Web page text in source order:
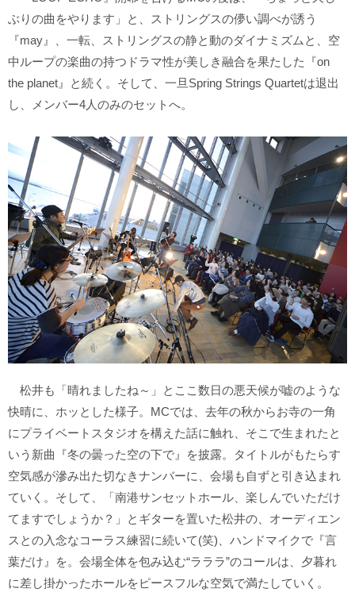
ぶりの曲をやります」と、ストリングスの儚い調べが誘う
『may』、一転、ストリングスの静と動のダイナミズムと、空
中ループの楽曲の持つドラマ性が美しき融合を果たした『on
the planet』と続く。そして、一旦Spring Strings Quartetは退出
し、メンバー4人のみのセットへ。
松井も「晴れましたね～」とここ数日の悪天候が嘘のような
快晴に、ホッとした様子。MCでは、去年の秋からお寺の一角
にプライベートスタジオを構えた話に触れ、そこで生まれたと
いう新曲『冬の曇った空の下で』を披露。タイトルがもたらす
空気感が滲み出た切なきナンバーに、会場も自ずと引き込まれ
ていく。そして、「南港サンセットホール、楽しんでいただけ
てますでしょうか？」とギターを置いた松井の、オーディエン
スとの入念なコーラス練習に続いて(笑)、ハンドマイクで『言
葉だけ』を。会場全体を包み込む“ラララ”のコールは、夕暮れ
に差し掛かったホールをピースフルな空気で満たしていく。